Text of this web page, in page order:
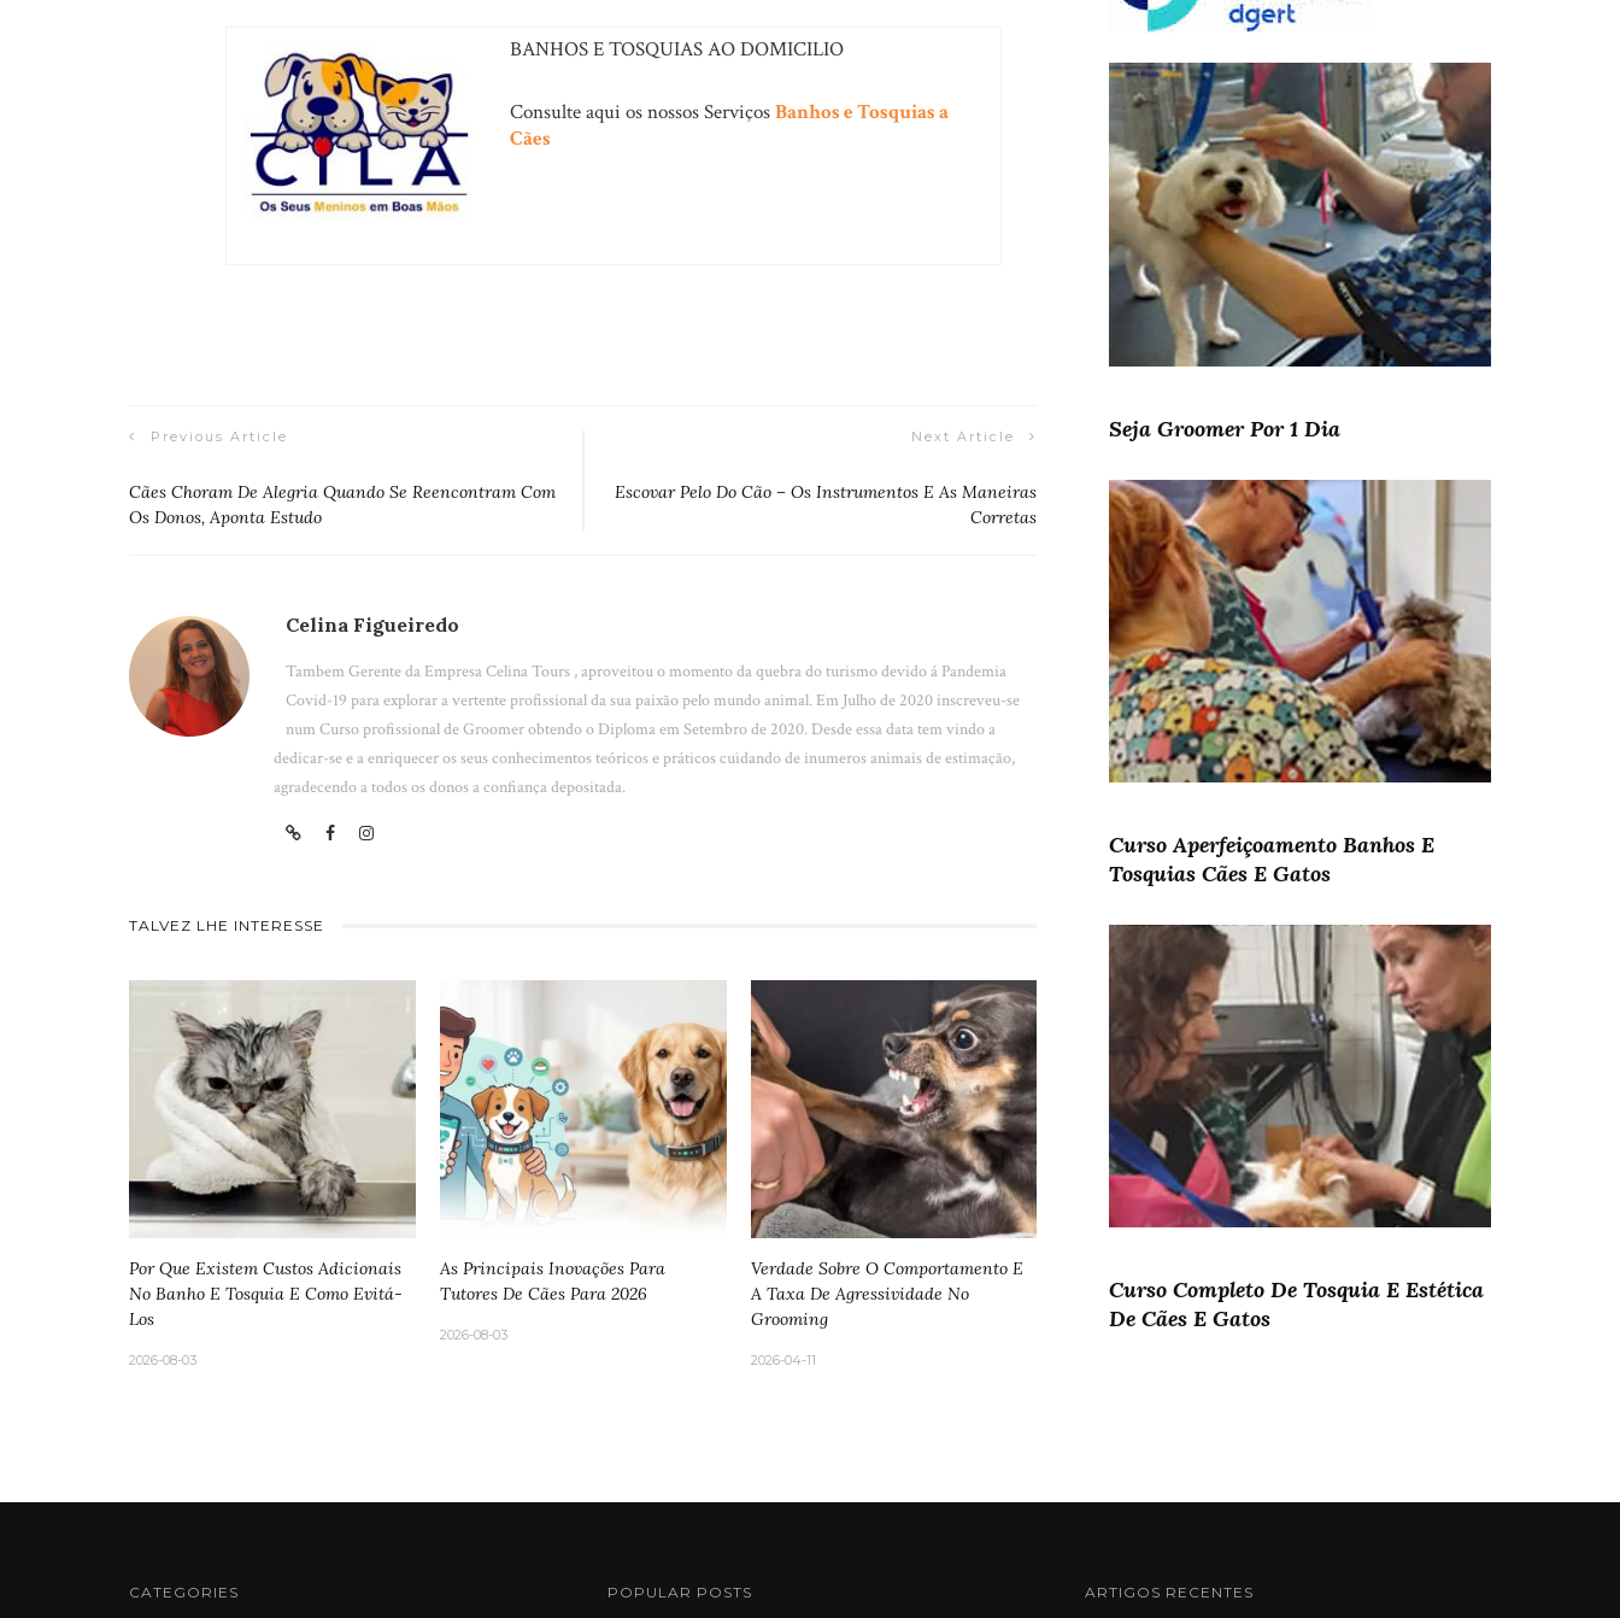
BANHOS E TOSQUIAS AO DOMICILIO
Consulte aqui os nossos ServiçosBanhos e Tosquias a
Cães
Previous Article
Cães Choram De Alegria Quando Se Reencontram Com
Os Donos, Aponta Estudo
Next Article
Escovar Pelo Do Cão – Os Instrumentos E As Maneiras
Corretas
Celina Figueiredo
Tambem Gerente da Empresa Celina Tours , aproveitou o momento da quebra do turismo devido á Pandemia
Covid-19 para explorar a vertente profissional da sua paixão pelo mundo animal. Em Julho de 2020 inscreveu-se
num Curso profissional de Groomer obtendo o Diploma em Setembro de 2020. Desde essa data tem vindo a
dedicar-se e a enriquecer os seus conhecimentos teóricos e práticos cuidando de inumeros animais de estimação,
agradecendo a todos os donos a confiança depositada.
TALVEZ LHE INTERESSE
Por Que Existem Custos Adicionais
No Banho E Tosquia E Como Evitá-
Los
2026-08-03
As Principais Inovações Para
Tutores De Cães Para 2026
2026-08-03
Verdade Sobre O Comportamento E
A Taxa De Agressividade No
Grooming
2026-04-11
Seja Groomer Por 1 Dia
Curso Aperfeiçoamento Banhos E
Tosquias Cães E Gatos
Curso Completo De Tosquia E Estética
De Cães E Gatos
CATEGORIES POPULAR POSTS ARTIGOS RECENTES